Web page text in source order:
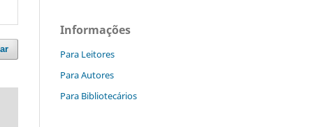
Informações
Para Leitores
Para Autores
Para Bibliotecários